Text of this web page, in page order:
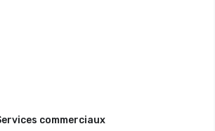
commerciaux